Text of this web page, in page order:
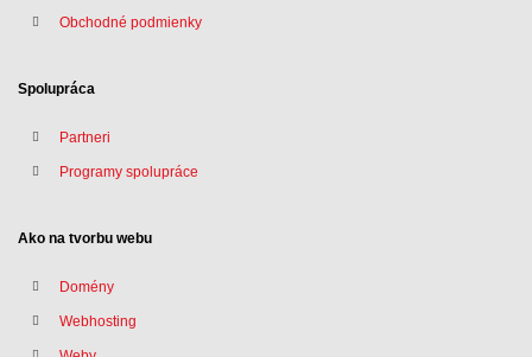
Obchodné podmienky
Spolupráca
Partneri
Programy spolupráce
Ako na tvorbu webu
Domény
Webhosting